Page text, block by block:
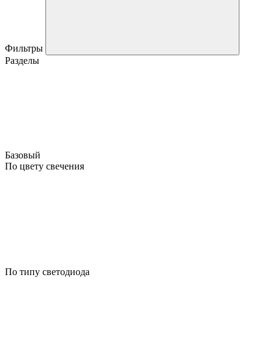
Фильтры
Разделы
Базовый
По цвету свечения
По типу светодиода